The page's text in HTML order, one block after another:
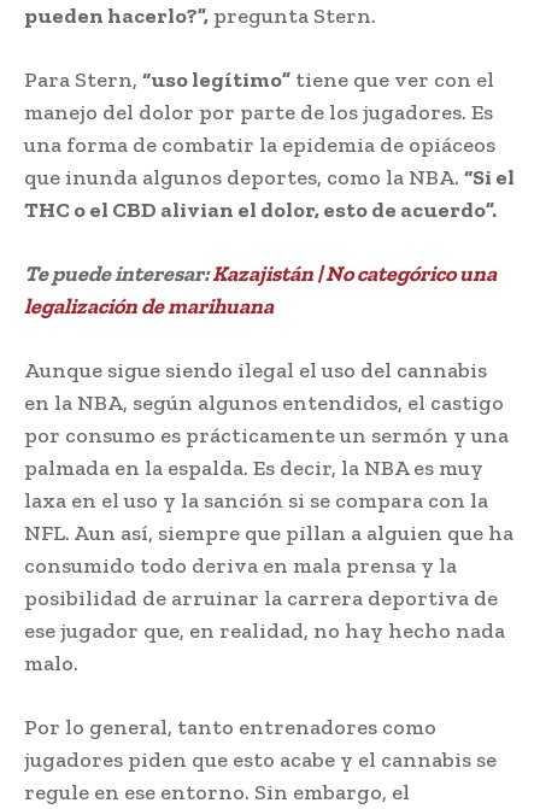
pueden hacerlo?”, pregunta Stern.
Para Stern, “uso legítimo” tiene que ver con el
manejo del dolor por parte de los jugadores. Es
una forma de combatir la epidemia de opiáceos
que inunda algunos deportes, como la NBA. “Si el
THC o el CBD alivian el dolor, esto de acuerdo”.
Te puede interesar:Kazajistán | No categórico una
legalización de marihuana
Aunque sigue siendo ilegal el uso del cannabis
en la NBA, según algunos entendidos, el castigo
por consumo es prácticamente un sermón y una
palmada en la espalda. Es decir, la NBA es muy
laxa en el uso y la sanción si se compara con la
NFL. Aun así, siempre que pillan a alguien que ha
consumido todo deriva en mala prensa y la
posibilidad de arruinar la carrera deportiva de
ese jugador que, en realidad, no hay hecho nada
malo.
Por lo general, tanto entrenadores como
jugadores piden que esto acabe y el cannabis se
regule en ese entorno. Sin embargo, el